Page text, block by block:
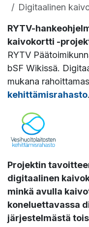
Digitaalinen
RYTV-
kaivokortti -
RYTV
bSF Wikissä.
mukana
kehittämisrahasto.
Projektin
digitaalinen
minkä avulla
koneluettavassa
järjestelmästä